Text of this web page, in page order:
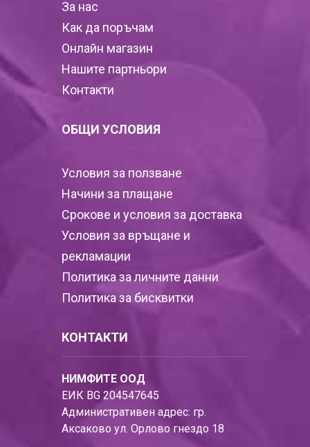
За нас
Как да поръчам
Онлайн магазин
Нашите партньори
Контакти
ОБЩИ УСЛОВИЯ
Условия за ползване
Начини за плащане
Срокове и условия за доставка
Условия за връщане и
рекламации
Политика за личните данни
Политика за бисквитки
КОНТАКТИ
НИМФИТЕ ООД
ЕИК BG 204547645
Административен адрес: гр.
Аксаково ул. Орлово гнездо 18